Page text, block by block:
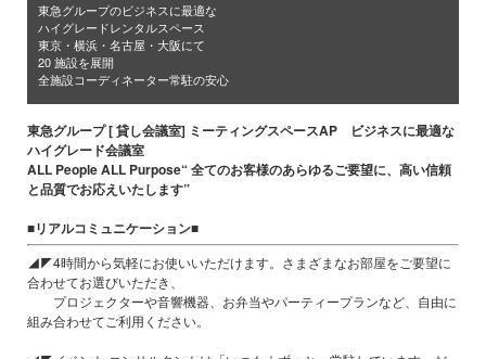
東急グループのビジネスに最適な
ハイグレードレンタルスペース
東京・横浜・名古屋・大阪にて
20 施設を展開
東急グループ [ 貸し会議室] ミーティングスペースAP ビジネスに最適な
ハイグレード会議室
ALL People ALL Purpose“ 全てのお客様のあらゆるご要望に、高い信頼
と品質でお応えいたします”
■リアルコミュニケーション■
◢◤4時間から気軽にお使いいただけます。さまざまなお部屋をご要望に
合わせてお選びいただき、
プロジェクターや音響機器、お弁当やパーティープランなど、自由に
組み合わせてご利用ください。